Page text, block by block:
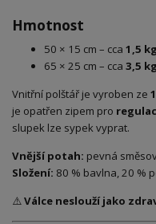
Hmotnost
50 × 15 cm – cca 1,5 kg
65 × 25 cm – cca 3,5 kg
Vnitřní polštář je vyroben ze
je opatřen zipem pro
slupek lze sypek vyprat.
Vnější potah: pevná
Složení: 80 % bavlna, 20 %
⚠️Válce neslouží jako